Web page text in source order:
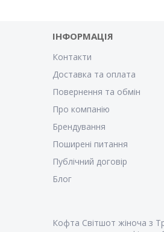
ІНФОРМАЦІЯ
Контакти
Доставка та оплата
Повернення та обмін
Про компанію
Брендування
Поширені питання
Публічний договір
Блог
Кофта Світшот жіноча з